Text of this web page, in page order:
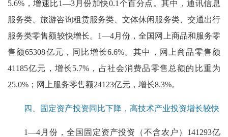
5.6%，增速比1—3月份加快0.1个百分点。其中，通讯信息
服务类、旅游咨询租赁服务类、文体休闲服务类、交通出行
服务类零售额较快增长。1—4月份，全国网上商品和服务零
售额65308亿元，同比增长6.6%。其中，网上商品零售额
41185亿元，增长5.7%，占社会消费品零售总额的比重为
25.0%；网上服务零售额24123亿元，增长8.3%。
四、固定资产投资同比下降，高技术产业投资增长较快
1—4月份，全国固定资产投资（不含农户）141293亿